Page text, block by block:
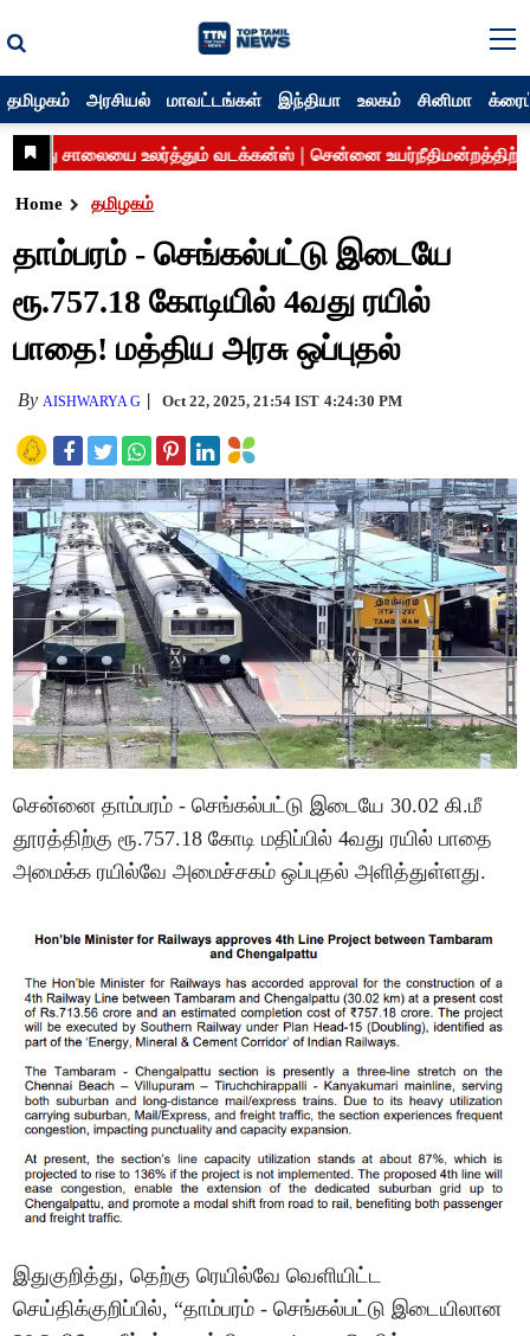
தமிழகம் அரசியல் மாவட்டங்கள் இந்தியா உலகம் சினிமா
Home தமிழகம்
தாம்பரம் - செங்கல்பட்டு இடையே
ரூ.757.18 கோடியில் 4வது ரயில்
பாதை! மத்திய அரசு ஒப்புதல்
By AISHWARYA G Oct 22, 2025, 21:54 IST 4:24:30 PM
சென்னை தாம்பரம் - செங்கல்பட்டு இடையே 30.02 கி.மீ
தூரத்திற்கு ரூ.757.18 கோடி மதிப்பில் 4வது ரயில் பாதை
அமைக்க ரயில்வே அமைச்சகம் ஒப்புதல் அளித்துள்ளது.
இதுகுறித்து, தெற்கு ரெயில்வே வெளியிட்ட
செய்திக்குறிப்பில், “தாம்பரம் - செங்கல்பட்டு இடையிலான